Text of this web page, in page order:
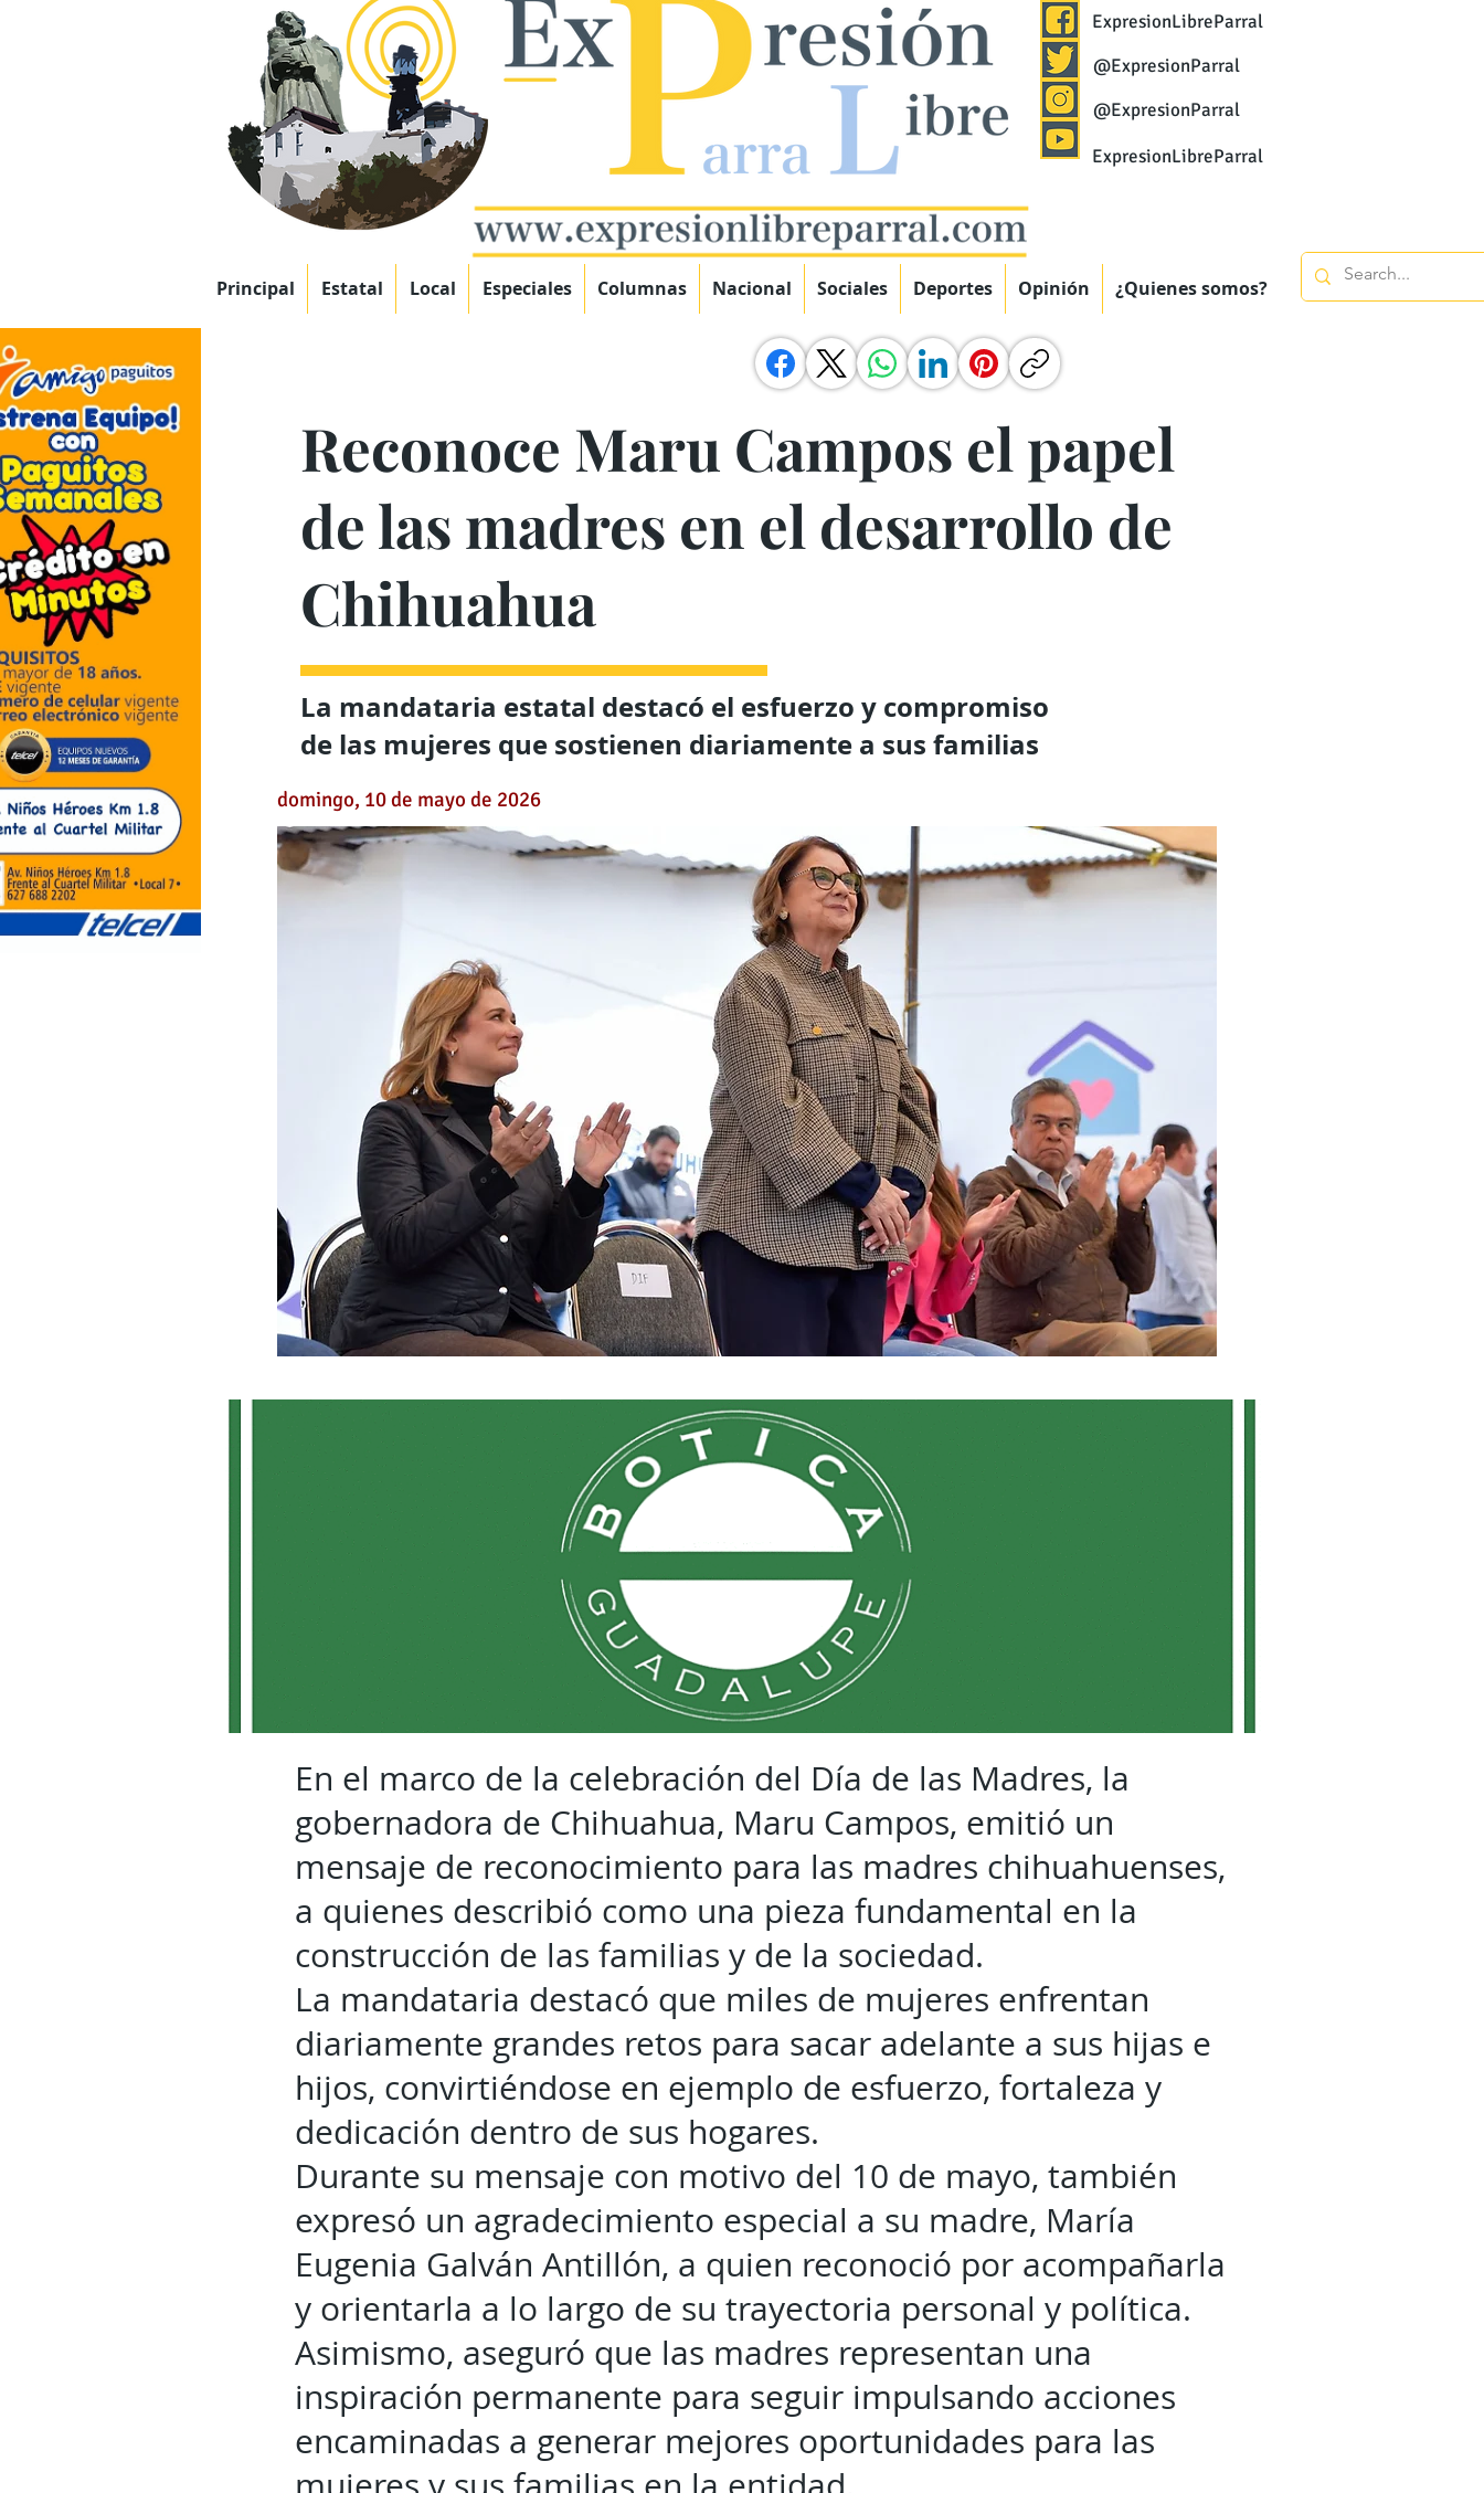
ExpresionLibreParral
@ExpresionParral
@ExpresionParral
ExpresionLibreParral
Principal Estatal Local Especiales Columnas Nacional Sociales Deportes Opinión ¿Quienes somos?
Reconoce Maru Campos el papel
de las madres en el desarrollo de
Chihuahua
La mandataria estatal destacó el esfuerzo y compromiso
de las mujeres que sostienen diariamente a sus familias
domingo, 10 de mayo de 2026
En el marco de la celebración del Día de las Madres, la
gobernadora de Chihuahua, Maru Campos, emitió un
mensaje de reconocimiento para las madres chihuahuenses,
a quienes describió como una pieza fundamental en la
construcción de las familias y de la sociedad.
La mandataria destacó que miles de mujeres enfrentan
diariamente grandes retos para sacar adelante a sus hijas e
hijos, convirtiéndose en ejemplo de esfuerzo, fortaleza y
dedicación dentro de sus hogares.
Durante su mensaje con motivo del 10 de mayo, también
expresó un agradecimiento especial a su madre, María
Eugenia Galván Antillón, a quien reconoció por acompañarla
y orientarla a lo largo de su trayectoria personal y política.
Asimismo, aseguró que las madres representan una
inspiración permanente para seguir impulsando acciones
encaminadas a generar mejores oportunidades para las